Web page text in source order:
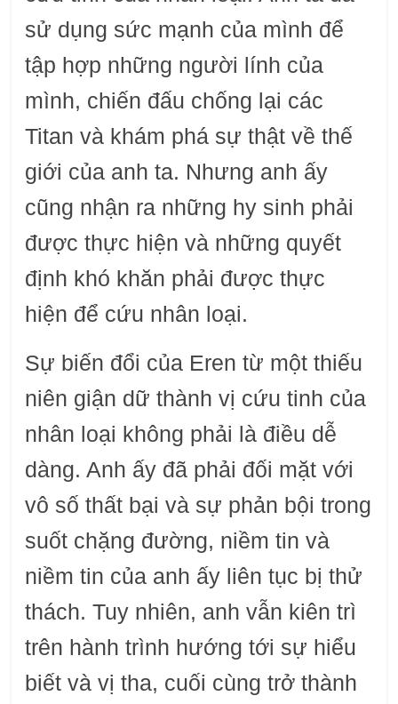
sử dụng sức mạnh của mình để
tập hợp những người lính của
mình, chiến đấu chống lại các
Titan và khám phá sự thật về thế
giới của anh ta. Nhưng anh ấy
cũng nhận ra những hy sinh phải
được thực hiện và những quyết
định khó khăn phải được thực
hiện để cứu nhân loại.
Sự biến đổi của Eren từ một thiếu
niên giận dữ thành vị cứu tinh của
nhân loại không phải là điều dễ
dàng. Anh ấy đã phải đối mặt với
vô số thất bại và sự phản bội trong
suốt chặng đường, niềm tin và
niềm tin của anh ấy liên tục bị thử
thách. Tuy nhiên, anh vẫn kiên trì
trên hành trình hướng tới sự hiểu
biết và vị tha, cuối cùng trở thành